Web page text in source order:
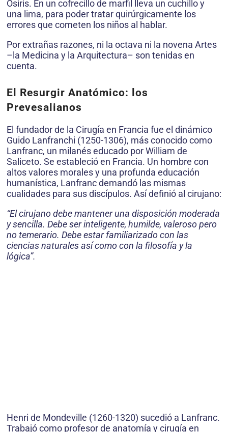
Osiris. En un cofrecillo de marfil lleva un cuchillo y
una lima, para poder tratar quirúrgicamente los
errores que cometen los niños al hablar.
Por extrañas razones, ni la octava ni la novena Artes
–la Medicina y la Arquitectura– son tenidas en
cuenta.
El Resurgir Anatómico: los
Prevesalianos
El fundador de la Cirugía en Francia fue el dinámico
Guido Lanfranchi (1250-1306), más conocido como
Lanfranc, un milanés educado por William de
Saliceto. Se estableció en Francia. Un hombre con
altos valores morales y una profunda educación
humanística, Lanfranc demandó las mismas
cualidades para sus discípulos. Así definió al cirujano:
“El cirujano debe mantener una disposición moderada
y sencilla. Debe ser inteligente, humilde, valeroso pero
no temerario. Debe estar familiarizado con las
ciencias naturales así como con la filosofía y la
lógica”.
Henri de Mondeville (1260-1320) sucedió a Lanfranc.
Trabajó como profesor de anatomía y cirugía en